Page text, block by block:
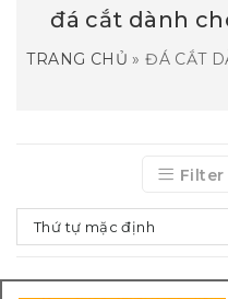
đá cắt dành
TRANG CHỦ »ĐÁ CẮT
Filter
Thứ tự mặc định